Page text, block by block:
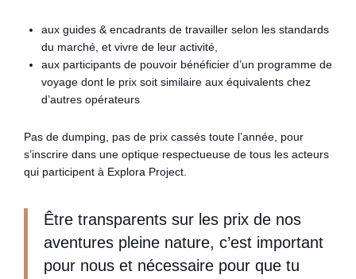
aux guides & encadrants de travailler selon les standards
du marché, et vivre de leur activité,
aux participants de pouvoir bénéficier d’un programme de
voyage dont le prix soit similaire aux équivalents chez
d’autres opérateurs
Pas de dumping, pas de prix cassés toute l’année, pour
s’inscrire dans une optique respectueuse de tous les acteurs
qui participent à Explora Project.
Être transparents sur les prix de nos
aventures pleine nature, c’est important
pour nous et nécessaire pour que tu